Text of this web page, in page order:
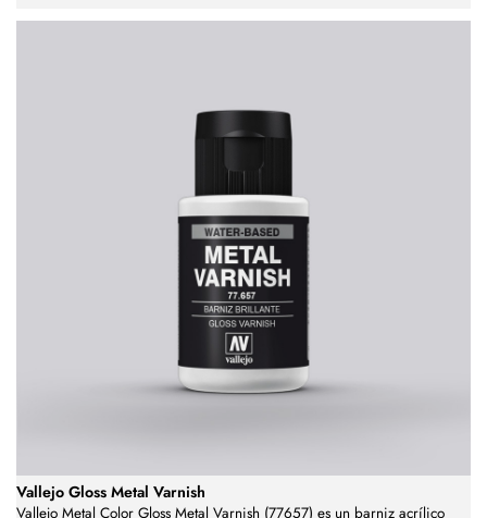
Vallejo Gloss Metal Varnish
Vallejo Metal Color Gloss Metal Varnish (77657) es un barniz acrílico